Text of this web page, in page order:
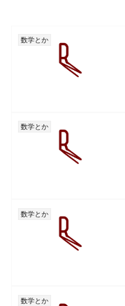
数学とか
数学とか
数学とか
数学とか